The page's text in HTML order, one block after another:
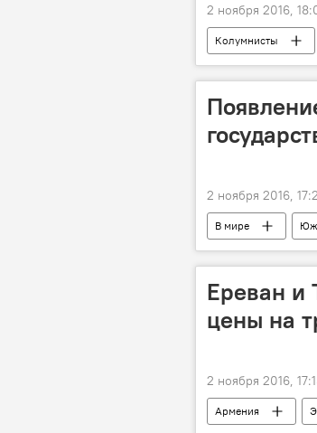
2 ноября 2016,
Колумнисты
2 ноября 2016,
В мире
Ереван и
цены на
2 ноября 2016,
Армения